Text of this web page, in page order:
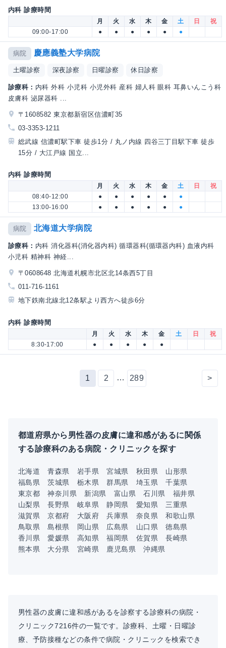
内科 診療時間
月 火 水 木 金 土 日
祝
09:00-17:00
● ● ● ● ● ●
病院 慶應義塾大学病院
土曜診察 深夜診察 日曜診察 休日診察
診療科： 内科 外科 小児科 小児外科 産科 婦人科 眼科 耳鼻いんこう科
皮膚科 泌尿器科 ...
〒1608582 東京都新宿区信濃町35
03-3353-1211
総武線 信濃町駅下車 徒歩1分 / 丸ノ内線 四谷三丁目駅下車 徒歩
15分 / 大江戸線 国立...
内科 診療時間
月 火 水 木 金 土 日
祝
08:40-12:00
● ● ● ● ●
●
13:00-16:00
● ● ● ● ● ●
病院 北海道大学病院
診療科： 内科 消化器科(消化器内科) 循環器科(循環器内科) 血液内科
小児科 精神科 神経...
〒0608648 北海道札幌市北区北14条西5丁目
011-716-1161
地下鉄南北線北12条駅より西方へ徒歩6分
内科 診療時間
月 火 水 木 金 土 日
祝
8:30-17:00
● ● ● ● ●
1 2 … 289 >
都道府県から男性器の皮膚に違和感があるに関係
する診療科のある病院・クリニックを探す
北海道 青森県 岩手県 宮城県 秋田県
山形県
福島県
茨城県 栃木県 群馬県 埼玉県
千葉県
東京都
神奈川県 新潟県 富山県 石川県
福井県
山梨県
長野県 岐阜県 静岡県 愛知県
三重県
滋賀県
京都府 大阪府 兵庫県 奈良県
和歌山県
鳥取県
島根県 岡山県 広島県 山口県
徳島県
香川県
愛媛県 高知県 福岡県 佐賀県
長崎県
熊本県
大分県 宮崎県 鹿児島県 沖縄県
男性器の皮膚に違和感があるを診察する診療科の病院・
クリニック7216件の一覧です。診療科、土曜・日曜診
療、予防接種などの条件で病院・クリニックを検索でき